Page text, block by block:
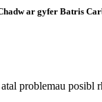
ar gyfer Batris
problemau posibl